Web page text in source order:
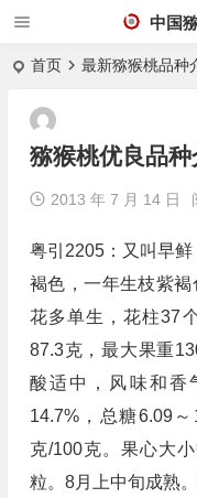
中国
首页 最新猕猴桃品种
猕猴桃优良品
2013 年 7 月 14 日
粤引2205：又叫早
褐色，一年生枝紫褐
花多单生，花柱37
87.3克，最大果重
酸适中，风味和香
14.7%，总糖6.09
克/100克。果心大
粒。8月上中旬成熟